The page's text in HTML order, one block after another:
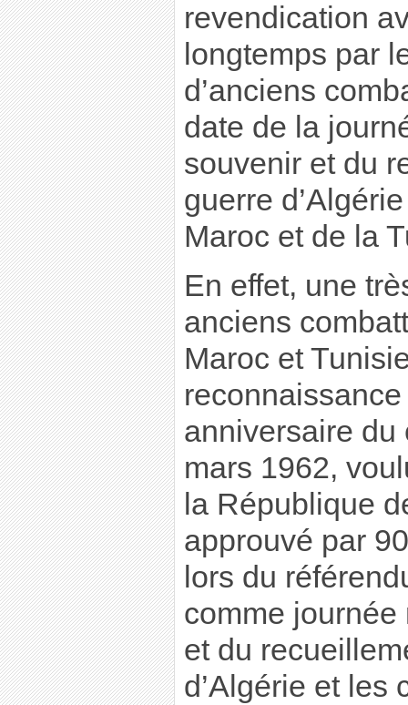
revendication
longtemps par
d’anciens
date de la
souvenir et du
guerre
Maroc et de la
En effet, une
anciens
Maroc et
anniversaire du
mars 1962,
la République
approuvé par
lors du
comme
et du
d’Algérie et les